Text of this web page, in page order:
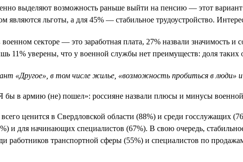
выделяют возможность раньше выйти на пенсию — этот
льготы, а для 45% — стабильное трудоустройство.
секторе — это заработная плата, 27% назвали значимость и
11% уверены, что у военной службы нет преимуществ: доля таких
«Другое», в том числе жилье, «возможность пробиться в люди»
ценится в Свердловской области (88%) и среди госслужащих
и для начинающих специалистов (67%). В свою очередь,
работников транспортной сферы (55%) и специалистов по